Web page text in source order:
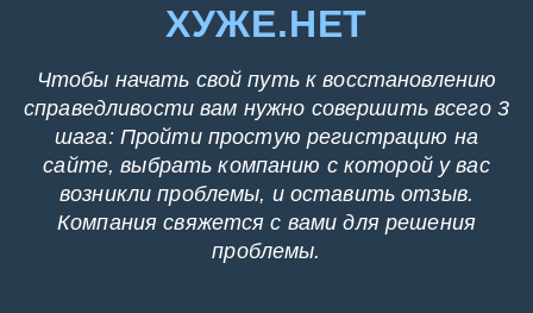
ХУЖЕ.НЕТ
Чтобы начать свой путь к восстановлению
справедливости вам нужно совершить всего 3
шага: Пройти простую регистрацию на
сайте, выбрать компанию с которой у вас
возникли проблемы, и оставить отзыв.
Компания свяжется с вами для решения
проблемы.